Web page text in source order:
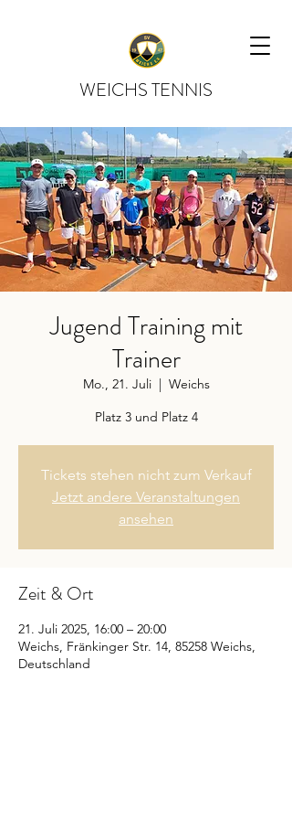
WEICHS TENNIS
Jugend Training mit
Trainer
Mo., 21. Juli
  |
Weichs
Platz 3 und Platz 4
Tickets stehen nicht zum Verkauf
Jetzt andere Veranstaltungen
ansehen
Zeit & Ort
21. Juli 2025, 16:00 – 20:00
Weichs, Fränkinger Str. 14, 85258 Weichs,
Deutschland